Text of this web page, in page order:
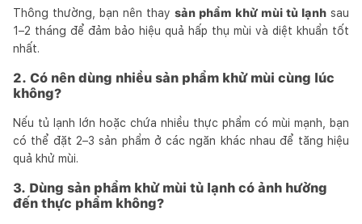
Thông thường, bạn nên thay sản phẩm khử mùi tủ lạnh sau
1–2 tháng để đảm bảo hiệu quả hấp thụ mùi và diệt khuẩn tốt
nhất.
2. Có nên dùng nhiều sản phẩm khử mùi cùng lúc
không?
Nếu tủ lạnh lớn hoặc chứa nhiều thực phẩm có mùi mạnh, bạn
có thể đặt 2–3 sản phẩm ở các ngăn khác nhau để tăng hiệu
quả khử mùi.
3. Dùng sản phẩm khử mùi tủ lạnh có ảnh hưởng
đến thực phẩm không?